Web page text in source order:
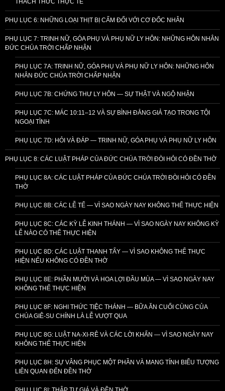
PHỤ LỤC 6: NHỮNG LOẠI THỊT BỊ CẤM ĐỐI VỚI CƠ ĐỐC NHÂN
PHỤ LỤC 7: TRINH NỮ, GÓA PHỤ VÀ PHỤ NỮ LY HÔN: NHỮNG HÔN NHÂN
ĐỨC CHÚA TRỜI CHẤP NHẬN
PHỤ LỤC 7A: TRINH NỮ, GÓA PHỤ VÀ PHỤ NỮ LY HÔN: NHỮNG HÔN
NHÂN ĐỨC CHÚA TRỜI CHẤP NHẬN
PHỤ LỤC 7B: CHỨNG THƯ LY HÔN — SỰ THẬT VÀ NGỘ NHẬN
PHỤ LỤC 7C: MÁC 10:11–12 VÀ SỰ BÌNH ĐẲNG GIẢ TẠO TRONG TỘI
NGOẠI TÌNH
PHỤ LỤC 7D: HỎI VÀ ĐÁP — TRINH NỮ, GÓA PHỤ VÀ PHỤ NỮ LY HÔN
PHỤ LỤC 8: CÁC LUẬT PHÁP CỦA ĐỨC CHÚA TRỜI ĐÒI HỎI CÓ ĐỀN THỜ
PHỤ LỤC 8A: CÁC LUẬT PHÁP CỦA ĐỨC CHÚA TRỜI ĐÒI HỎI CÓ ĐỀN
THỜ
PHỤ LỤC 8B: CÁC LỄ TẾ — VÌ SAO NGÀY NAY KHÔNG THỂ THỰC HIỆN
PHỤ LỤC 8C: CÁC KỲ LỄ KINH THÁNH — VÌ SAO NGÀY NAY KHÔNG KỲ
LỄ NÀO CÓ THỂ THỰC HIỆN
PHỤ LỤC 8D: CÁC LUẬT THANH TẨY — VÌ SAO KHÔNG THỂ THỰC
HIỆN NẾU KHÔNG CÓ ĐỀN THỜ
PHỤ LỤC 8E: PHẦN MƯỜI VÀ HOA LỢI ĐẦU MÙA — VÌ SAO NGÀY NAY
KHÔNG THỂ THỰC HIỆN
PHỤ LỤC 8F: NGHI THỨC TIỆC THÁNH — BỮA ĂN CUỐI CÙNG CỦA
CHÚA GIÊ-SU CHÍNH LÀ LỄ VƯỢT QUA
PHỤ LỤC 8G: LUẬT NA-XI-RÊ VÀ CÁC LỜI KHẤN — VÌ SAO NGÀY NAY
KHÔNG THỂ THỰC HIỆN
PHỤ LỤC 8H: SỰ VÂNG PHỤC MỘT PHẦN VÀ MANG TÍNH BIỂU TƯỢNG
LIÊN QUAN ĐẾN ĐỀN THỜ